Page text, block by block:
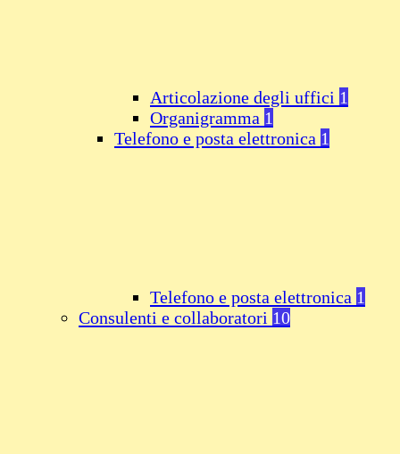
Articolazione degli uffici 1
Organigramma 1
Telefono e posta elettronica 1
Telefono e posta elettronica 1
Consulenti e collaboratori 10